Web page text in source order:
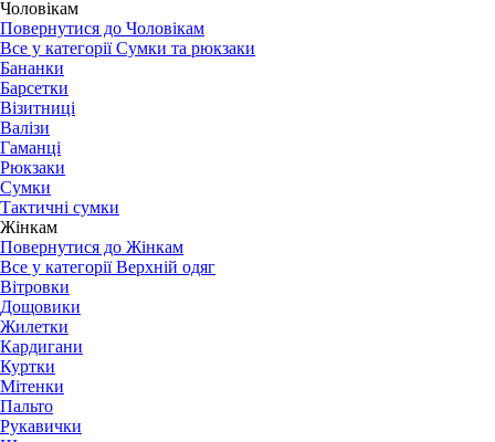
Чоловікам
Повернутися до Чоловікам
Все у категорії Сумки та рюкзаки
Бананки
Барсетки
Візитниці
Валізи
Гаманці
Рюкзаки
Сумки
Тактичні сумки
Жінкам
Повернутися до Жінкам
Все у категорії Верхній одяг
Вітровки
Дощовики
Жилетки
Кардигани
Куртки
Мітенки
Пальто
Рукавички